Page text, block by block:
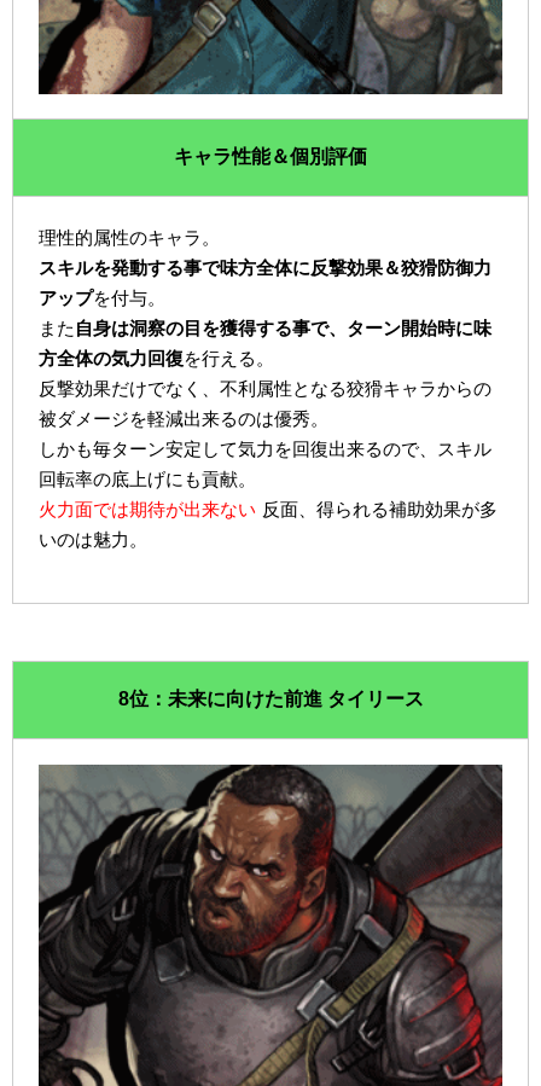
キャラ性能＆個別評価
理性的属性のキャラ。
スキルを発動する事で味方全体に反撃効果＆狡猾防御力
アップを付与。
また 自身は洞察の目を獲得する事で、ターン開始時に味
方全体の気力回復を行える。
反撃効果だけでなく、不利属性となる狡猾キャラからの
被ダメージを軽減出来るのは優秀。
しかも毎ターン安定して気力を回復出来るので、スキル
回転率の底上げにも貢献。
火力面では期待が出来ない 反面、得られる補助効果が多
いのは魅力。
8位：未来に向けた前進 タイリース